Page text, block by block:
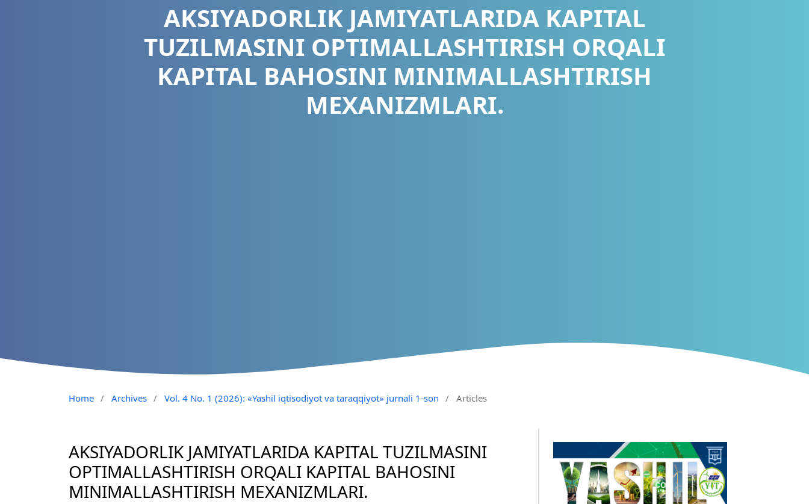
AKSIYADORLIK JAMIYATLARIDA KAPITAL
TUZILMASINI OPTIMALLASHTIRISH ORQALI
KAPITAL BAHOSINI MINIMALLASHTIRISH
MEXANIZMLARI.
Home / Archives / Vol. 4 No. 1 (2026): «Yashil iqtisodiyot va taraqqiyot» jurnali 1-son / Articles
AKSIYADORLIK JAMIYATLARIDA KAPITAL TUZILMASINI
OPTIMALLASHTIRISH ORQALI KAPITAL BAHOSINI
MINIMALLASHTIRISH MEXANIZMLARI.